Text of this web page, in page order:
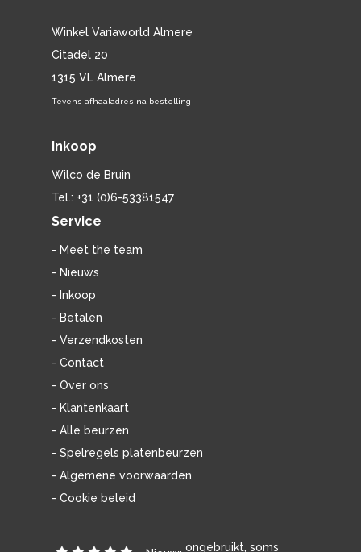
Winkel Variaworld Almere
Citadel 20
1315 VL Almere
Tevens afhaaladres na bestelling
Inkoop
Wilco de Bruin
Tel.: +31 (0)6-53381547
Service
- Meet the team
- Nieuws
- Inkoop
- Betalen
- Verzendkosten
- Contact
- Over ons
- Klantenkaart
- Alle beurzen
- Spelregels platenbeurzen
- Algemene voorwaarden
- Cookie beleid
ongebruikt, soms